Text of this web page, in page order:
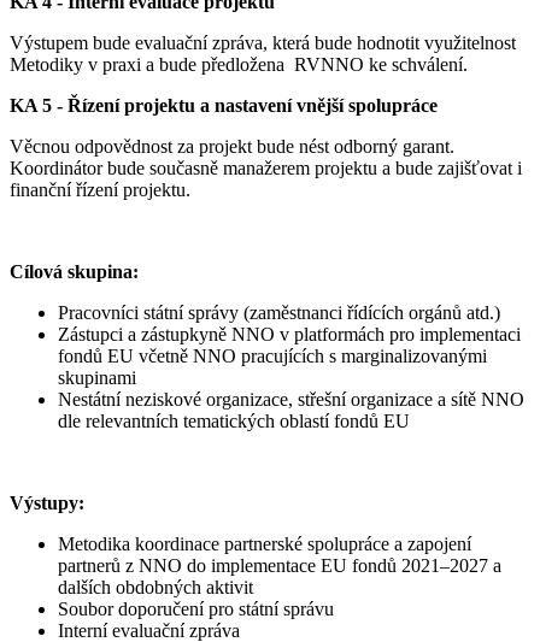
Výstupem bude evaluační zpráva, která bude hodnotit využitelnost
Metodiky v praxi a bude předložena RVNNO ke schválení.
KA 5 - Řízení projektu a nastavení vnější spolupráce
Věcnou odpovědnost za projekt bude nést odborný garant.
Koordinátor bude současně manažerem projektu a bude zajišťovat i
finanční řízení projektu.
Cílová skupina:
Pracovníci státní správy (zaměstnanci řídících orgánů atd.)
Zástupci a zástupkyně NNO v platformách pro implementaci
fondů EU včetně NNO pracujících s marginalizovanými
skupinami
Nestátní neziskové organizace, střešní organizace a sítě NNO
dle relevantních tematických oblastí fondů EU
Výstupy:
Metodika koordinace partnerské spolupráce a zapojení
partnerů z NNO do implementace EU fondů 2021–2027 a
dalších obdobných aktivit
Soubor doporučení pro státní správu
Interní evaluační zpráva